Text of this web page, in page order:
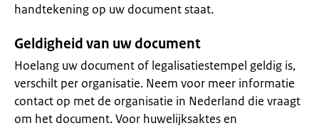
handtekening op uw document staat.
Geldigheid van uw document
Hoelang uw document of legalisatiestempel geldig is,
verschilt per organisatie. Neem voor meer informatie
contact op met de organisatie in Nederland die vraagt
om het document. Voor huwelijksaktes en